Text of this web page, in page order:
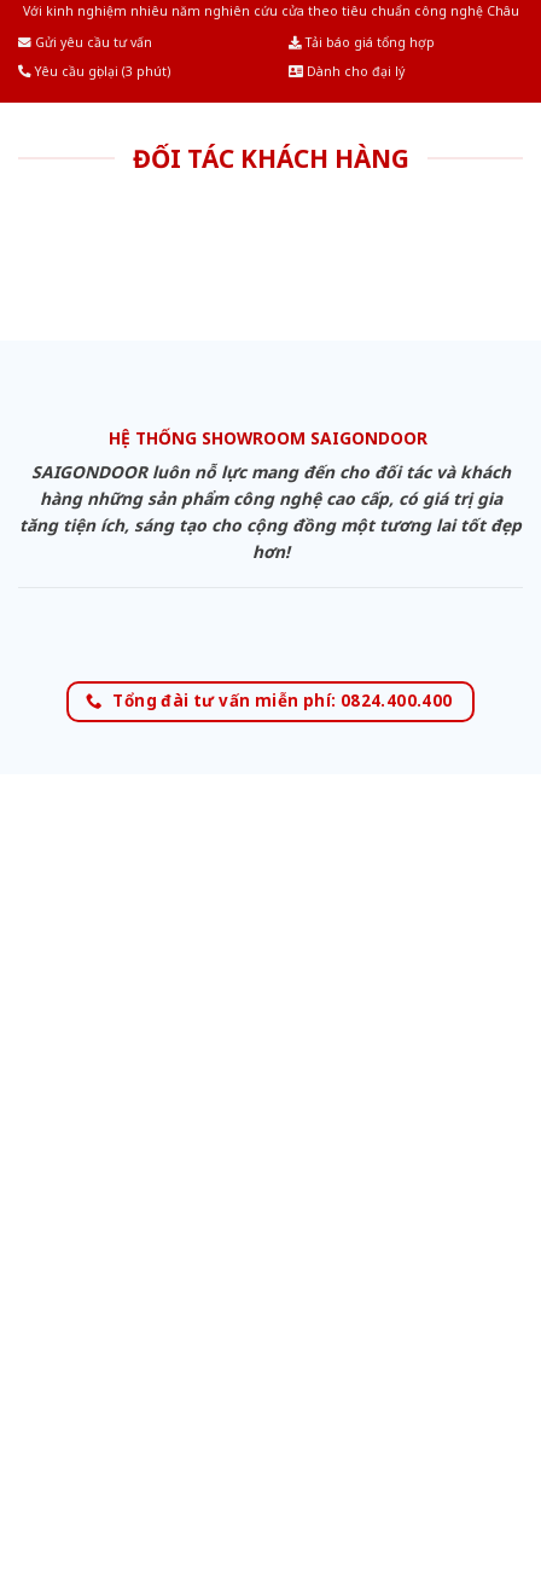
Với kinh nghiệm nhiêu năm nghiên cứu cửa theo tiêu chuẩn công nghệ Châu
Gửi yêu cầu tư vấn
Tải báo giá tổng hợp
Yêu cầu gọi lại (3 phút)
Dành cho đại lý
ĐỐI TÁC KHÁCH HÀNG
HỆ THỐNG SHOWROOM SAIGONDOOR
SAIGONDOOR luôn nỗ lực mang đến cho đối tác và khách
hàng những sản phẩm công nghệ cao cấp, có giá trị gia
tăng tiện ích, sáng tạo cho cộng đồng một tương lai tốt đẹp
hơn!
Tổng đài tư vấn miễn phí: 0824.400.400